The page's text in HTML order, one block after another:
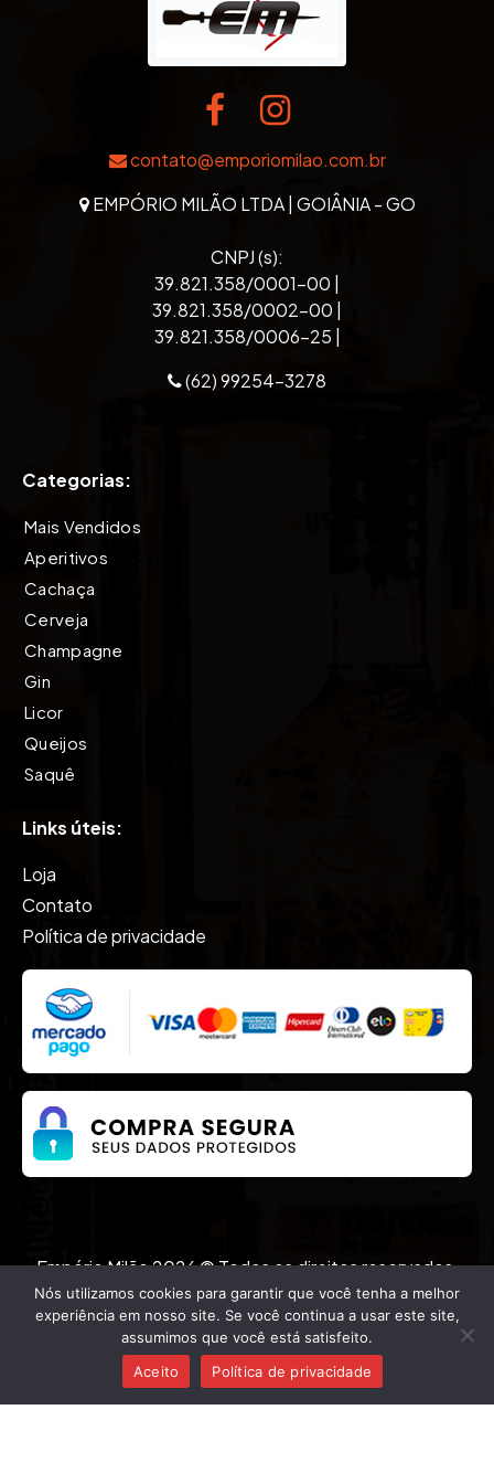
contato@emporiomilao.com.br
EMPÓRIO MILÃO LTDA | GOIÂNIA - GO
CNPJ (s):
39.821.358/0001-00 |
39.821.358/0002-00 |
39.821.358/0006-25 |
(62) 99254-3278
Categorias:
Mais Vendidos
Aperitivos
Cachaça
Cerveja
Champagne
Gin
Licor
Queijos
Saquê
Vinho
Vodkas
Whisky
Links úteis:
Loja
Contato
Política de privacidade
Empório Milão 2026 © Todos os direitos reservados.
Desenvolvido por
(62) 99254-3278
Nós utilizamos cookies para garantir que você tenha a melhor
experiência em nosso site. Se você continua a usar este site,
assumimos que você está satisfeito.
Aceito
Política de privacidade